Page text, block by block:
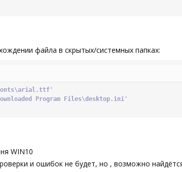
файла в скрытых/системных папках:
Program Files\desktop.ini'
WIN10
и ошибок не будет, но , возможно